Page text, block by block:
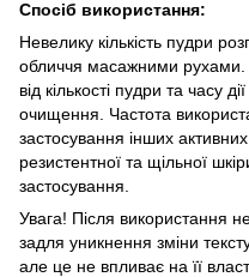
Спосіб використання:
Невелику кількість пудри
обличчя масажними рухами.
від кількості пудри та часу
очищення. Частота
застосування інших
резистентної та щільної
застосування.
Увага! Після використання
задля уникнення зміни
але це не впливає на її